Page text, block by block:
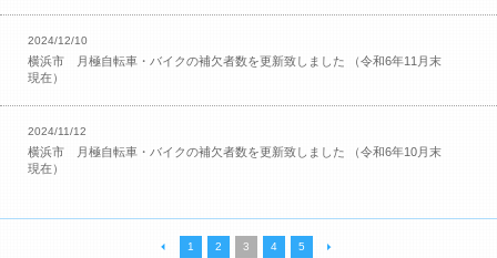
2024/12/10
横浜市 月極自転車・バイクの補欠者数を更新致しました （令和6年11月末
現在）
2024/11/12
横浜市 月極自転車・バイクの補欠者数を更新致しました （令和6年10月末
現在）
1 2 3 4 5